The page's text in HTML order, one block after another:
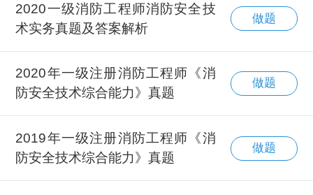
2020一级消防工程师消防安全技
术实务真题及答案解析
做题
2020年一级注册消防工程师《消
防安全技术综合能力》真题
做题
2019年一级注册消防工程师《消
防安全技术综合能力》真题
做题